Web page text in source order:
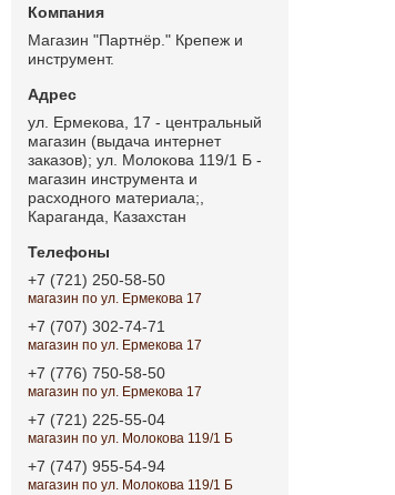
Магазин "Партнёр." Крепеж и
инструмент.
ул. Ермекова, 17 - центральный
магазин (выдача интернет
заказов); ул. Молокова 119/1 Б -
магазин инструмента и
расходного материала;,
Караганда, Казахстан
+7 (721) 250-58-50
магазин по ул. Ермекова 17
+7 (707) 302-74-71
магазин по ул. Ермекова 17
+7 (776) 750-58-50
магазин по ул. Ермекова 17
+7 (721) 225-55-04
магазин по ул. Молокова 119/1 Б
+7 (747) 955-54-94
магазин по ул. Молокова 119/1 Б